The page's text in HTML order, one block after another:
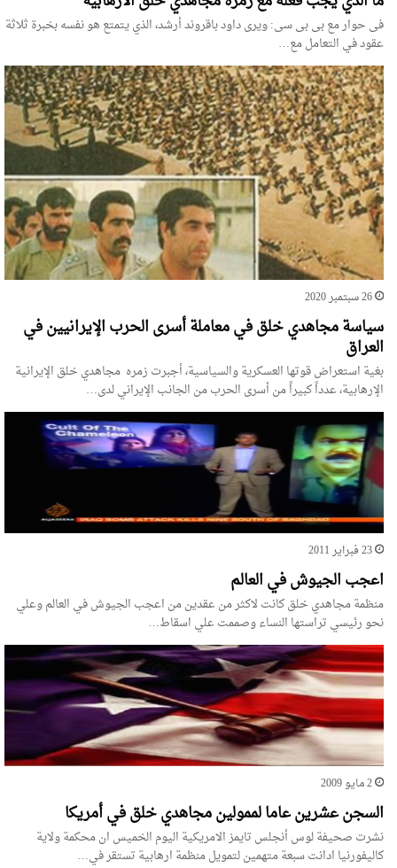
فی حوار مع بی بی سی: ويرى داود باقروند أرشد، الذي يتمتع هو نفسه بخبرة ثلاثة
عقود في التعامل مع…
26 سبتمبر 2020
سياسة مجاهدي خلق في معاملة أسرى الحرب الإيرانيين في
العراق
بغية استعراض قوتها العسكرية والسياسية، أجبرت زمره مجاهدي خلق الإيرانية
الإرهابية، عدداً كبيراً من أسرى الحرب من الجانب الإيراني لدى…
23 فبراير 2011
اعجب الجيوش في العالم
منظمة مجاهدي خلق كانت لاكثر من عقدين من اعجب الجيوش في العالم وعلي
نحو رئيسي تراستها النساء وصممت علي اسقاط…
2 مايو 2009
السجن عشرين عاما لممولين مجاهدي خلق في أمريكا
نشرت صحيفة لوس أنجلس تايمز الامريكية اليوم الخميس ان محكمة ولاية
كاليفورنيا ادانت سبعة متهمين لتمويل منظمة ارهابية تستقر في…